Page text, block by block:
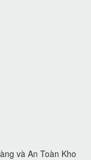
và An Toàn Kho